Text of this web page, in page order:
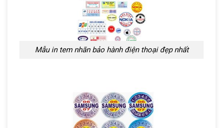
Mẫu in tem nhãn bảo hành điện thoại đẹp nhất